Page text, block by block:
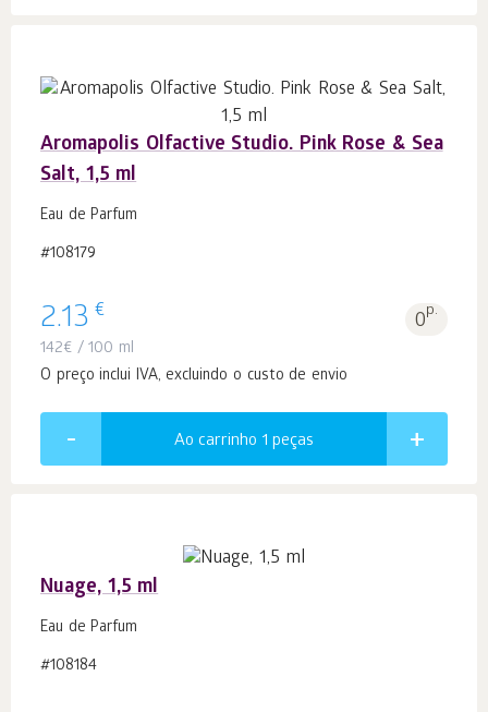
Aromapolis Olfactive Studio. Pink Rose & Sea
Salt, 1,5 ml
Eau de Parfum
#108179
2.13 € 0p.
142€ / 100 ml
O preço inclui IVA, excluindo o custo de envio
Ao carrinho 1 peças
Nuage, 1,5 ml
Eau de Parfum
#108184